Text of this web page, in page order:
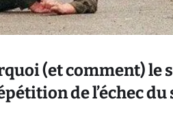
(et comment) le
de l’échec du